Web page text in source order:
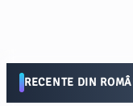
RECENTE DIN